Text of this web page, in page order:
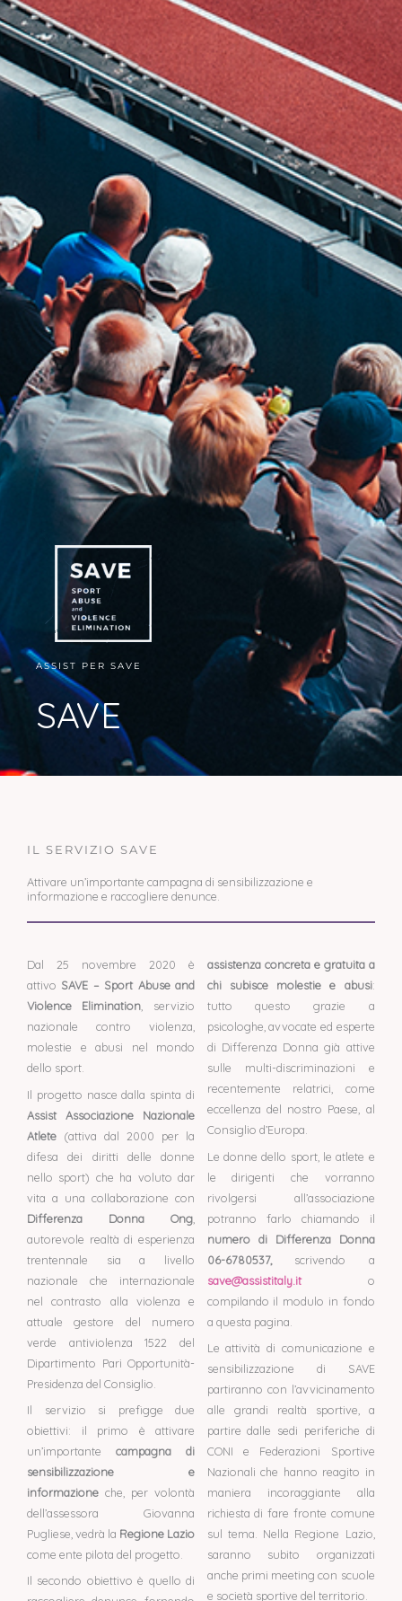
ASSIST PER SAVE
SAVE
IL SERVIZIO SAVE
Attivare un’importante campagna di sensibilizzazione e
informazione e raccogliere denunce.
Dal 25 novembre 2020 è
attivo SAVE – Sport Abuse and
Violence Elimination, servizio
nazionale contro violenza,
molestie e abusi nel mondo
dello sport.
Il progetto nasce dalla spinta di
Assist Associazione Nazionale
Atlete (attiva dal 2000 per la
difesa dei diritti delle donne
nello sport) che ha voluto dar
vita a una collaborazione con
Differenza Donna Ong
autorevole realtà di esperienza
trentennale sia a livello
nazionale che internazionale
nel contrasto alla violenza e
attuale gestore del numero
verde antiviolenza 1522 del
Dipartimento Pari Opportunità-
Presidenza del Consiglio.
Il servizio si prefigge due
obiettivi: il primo è attivare
un’importante campagna di
sensibilizzazione e
informazione che, per volontà
dell’assessora Giovanna
Pugliese, vedrà la Regione Lazio
come ente pilota del progetto.
Il secondo obiettivo è quello di
assistenza concreta e gratuita a
chi subisce molestie e abusi:
tutto questo grazie a
psicologhe, avvocate ed esperte
di Differenza Donna già attive
sulle multi-discriminazioni e
recentemente relatrici, come
eccellenza del nostro Paese, al
Consiglio d’Europa.
Le donne dello sport, le atlete e
le dirigenti che vorranno
rivolgersi all’associazione
potranno farlo chiamando il
numero di Differenza Donna
06-6780537, scrivendo a
save@assistitaly.ito
compilando il modulo in fondo
a questa pagina.
Le attività di comunicazione e
sensibilizzazione di SAVE
partiranno con l’avvicinamento
alle grandi realtà sportive, a
partire dalle sedi periferiche di
CONI e Federazioni Sportive
Nazionali che hanno reagito in
maniera incoraggiante alla
richiesta di fare fronte comune
sul tema. Nella Regione Lazio,
saranno subito organizzati
anche primi meeting con scuole
e società sportive del territorio.